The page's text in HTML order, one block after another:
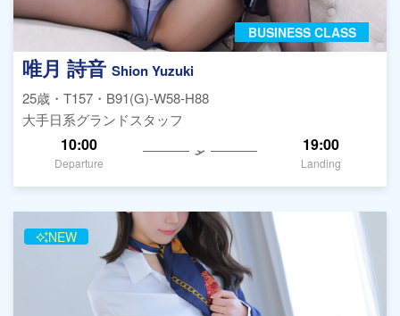
BUSINESS CLASS
唯月 詩音 Shion Yuzuki
25歳・T157・B91(G)-W58-H88
大手日系グランドスタッフ
10:00
Departure
19:00
Landing
NEW